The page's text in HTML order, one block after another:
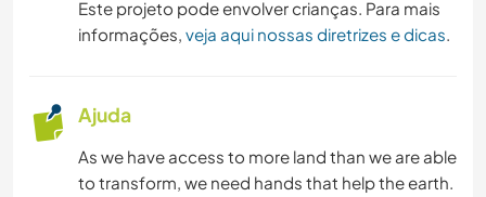
Este projeto pode envolver crianças. Para mais
informações, veja aqui nossas diretrizes e dicas.
Ajuda
As we have access to more land than we are able
to transform, we need hands that help the earth.